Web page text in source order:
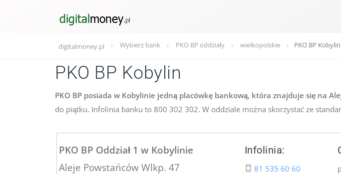
digitalmoney.pl Wybierz bank PKO BP oddziały wielkopolskie PKO BP Kobylin
PKO BP Kobylin
PKO BP posiada w Kobylinie jedną placówkę bankową, która znajduje się na
do piątku. Infolinia banku to 800 302 302. W oddziale można skorzystać ze
PKO BP Oddział 1 w Kobylinie
Aleje Powstańców Wlkp. 47
Infolinia:
81 535 60 60